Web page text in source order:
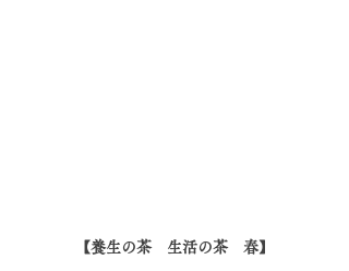
【養生の茶　生活の茶　春】